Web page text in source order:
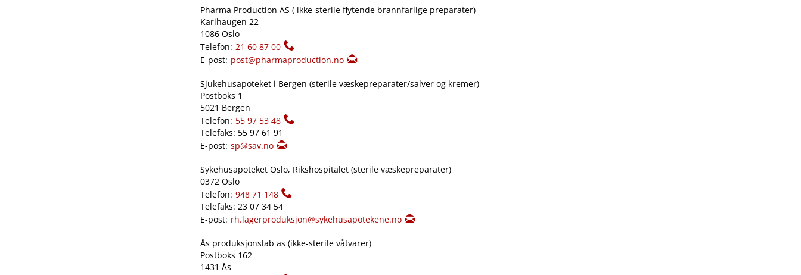
Pharma Production AS ( ikke-sterile flytende brannfarlige preparater)
Karihaugen 22
1086 Oslo
Telefon: 21 60 87 00
E-post: post@pharmaproduction.no
Sjukehusapoteket i Bergen (sterile væskepreparater​/​salver og kremer)
Postboks 1
5021 Bergen
Telefon: 55 97 53 48
Telefaks: 55 97 61 91
E-post: sp@sav.no
Sykehusapoteket Oslo, Rikshospitalet (sterile væskepreparater)
0372 Oslo
Telefon: 948 71 148
Telefaks: 23 07 34 54
E-post: rh.lagerproduksjon@sykehusapotekene.no
Ås produksjonslab as (ikke-sterile våtvarer)
Postboks 162
1431 Ås